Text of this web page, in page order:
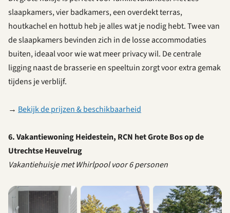
slaapkamers, vier badkamers, een overdekt terras,
houtkachel en hottub heb je alles wat je nodig hebt. Twee van
de slaapkamers bevinden zich in de losse accommodaties
buiten, ideaal voor wie wat meer privacy wil. De centrale
ligging naast de brasserie en speeltuin zorgt voor extra gemak
tijdens je verblijf.
→ Bekijk de prijzen & beschikbaarheid
6. Vakantiewoning Heidestein, RCN het Grote Bos op de
Utrechtse Heuvelrug
Vakantiehuisje met Whirlpool voor 6 personen